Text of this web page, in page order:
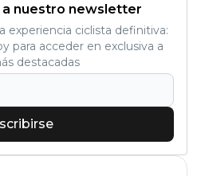
nuestro newsletter
experiencia ciclista definitiva:
para acceder en exclusiva a
destacadas